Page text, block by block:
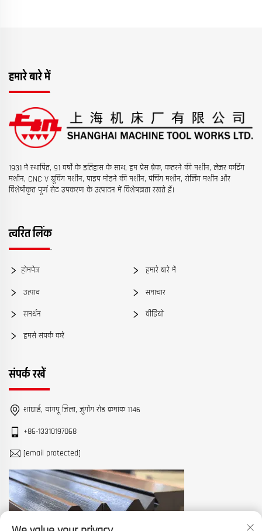
हमारे बारे में
1931 में स्थापित, 91 वर्षों के इतिहास के साथ, हम प्रेस ब्रेक, कतरने की मशीन, लेजर कटिंग
मशीन, CNC V ग्रूविंग मशीन, पाइप मोड़ने की मशीन, पंचिंग मशीन, रोलिंग मशीन और
विशेषीकृत पूर्ण सेट उपकरण के उत्पादन में विशेषज्ञता रखते हैं।
त्वरित लिंक
होमपेज हमारे बारे में
उत्पाद समाचार
समर्थन वीडियो
हमसे संपर्क करें
संपर्क रखें
शांघाई, यांगपू जिला, ज़ुंगोंग रोड क्रमांक 1146
+86-13310197068
[email protected]